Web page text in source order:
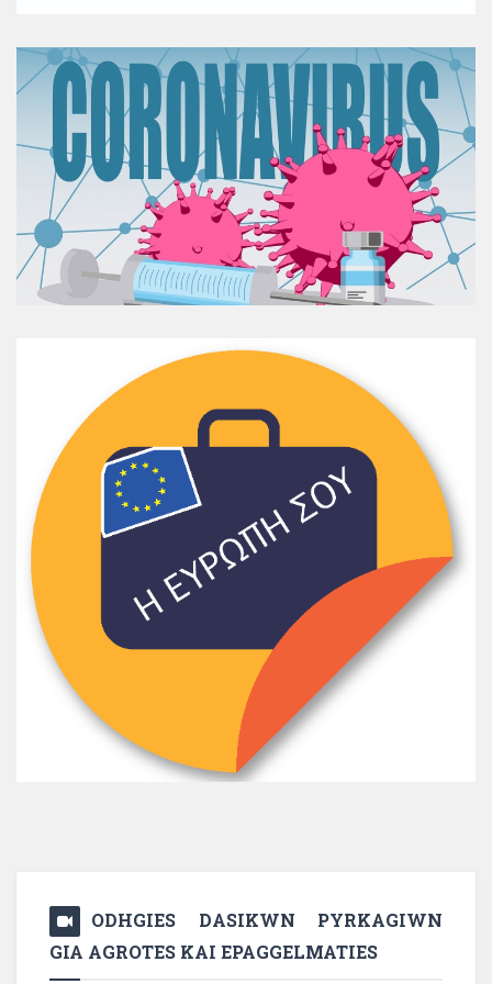
ODHGIES DASIKWN PYRKAGIWN
GIA AGROTES KAI EPAGGELMATIES